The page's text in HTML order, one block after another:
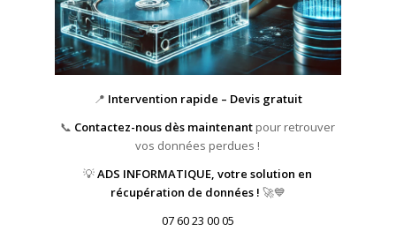
📍 Intervention rapide – Devis gratuit
📞 Contactez-nous dès maintenant pour retrouver
vos données perdues !
💡ADS INFORMATIQUE, votre solution en
récupération de données ! 🚀💙
07 60 23 00 05